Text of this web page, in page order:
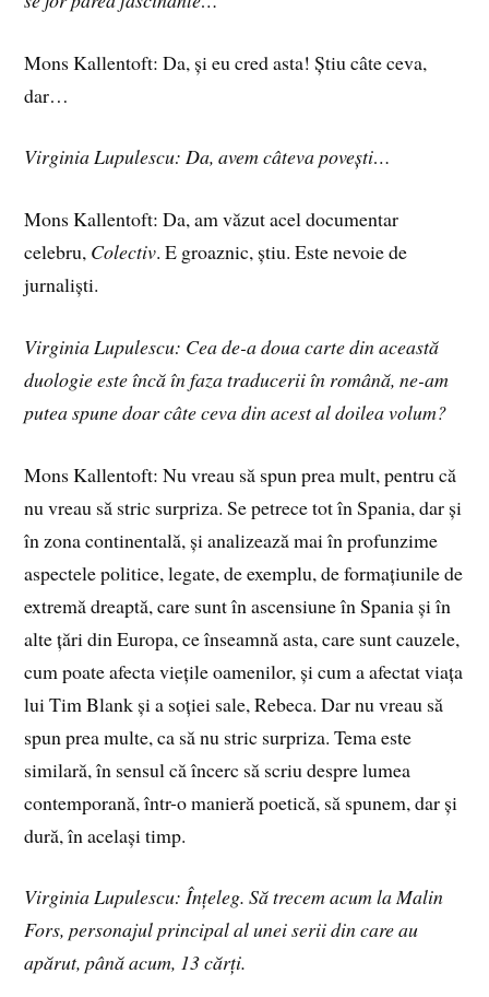
Mons Kallentoft: Da, și eu cred asta! Știu câte ceva,
dar…
Virginia Lupulescu: Da, avem câteva povești…
Mons Kallentoft: Da, am văzut acel documentar
celebru, Colectiv. E groaznic, știu. Este nevoie de
jurnaliști.
Virginia Lupulescu: Cea de-a doua carte din această
duologie este încă în faza traducerii în română, ne-am
putea spune doar câte ceva din acest al doilea volum?
Mons Kallentoft: Nu vreau să spun prea mult, pentru că
nu vreau să stric surpriza. Se petrece tot în Spania, dar și
în zona continentală, și analizează mai în profunzime
aspectele politice, legate, de exemplu, de formațiunile de
extremă dreaptă, care sunt în ascensiune în Spania și în
alte țări din Europa, ce înseamnă asta, care sunt cauzele,
cum poate afecta viețile oamenilor, și cum a afectat viața
lui Tim Blank și a soției sale, Rebeca. Dar nu vreau să
spun prea multe, ca să nu stric surpriza. Tema este
similară, în sensul că încerc să scriu despre lumea
contemporană, într-o manieră poetică, să spunem, dar și
dură, în același timp.
Virginia Lupulescu: Înțeleg. Să trecem acum la Malin
Fors, personajul principal al unei serii din care au
apărut, până acum, 13 cărți.